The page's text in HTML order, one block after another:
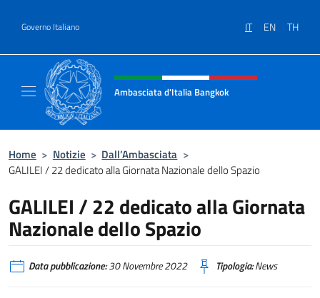
Governo Italiano IT EN TH
Intestazione sito, social e menù
Ambasciata d'Italia Bangkok
Home > Notizie > Dall’Ambasciata >
GALILEI / 22 dedicato alla Giornata Nazionale dello Spazio
GALILEI / 22 dedicato alla Giornata
Nazionale dello Spazio
Data pubblicazione:30 Novembre 2022 Tipologia:News